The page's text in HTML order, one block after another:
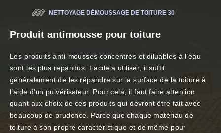
NETTOYAGE DÉMOUSSAGE DE TOITURE 30
Produit antimousse pour toiture
Les produits anti-mousses concentrés et diluables à l’eau
sont les plus répandus. Facile à utiliser, il suffit
généralement de les répandre sur la surface de la toiture à
l’aide d’un pulvérisateur. Pour cela, il faut faire attention
quant aux choix de ces produits qui devront être fait avec
beaucoup de prudence. Parce que chaque matériau de
toiture à son propre caractéristique et de même pour